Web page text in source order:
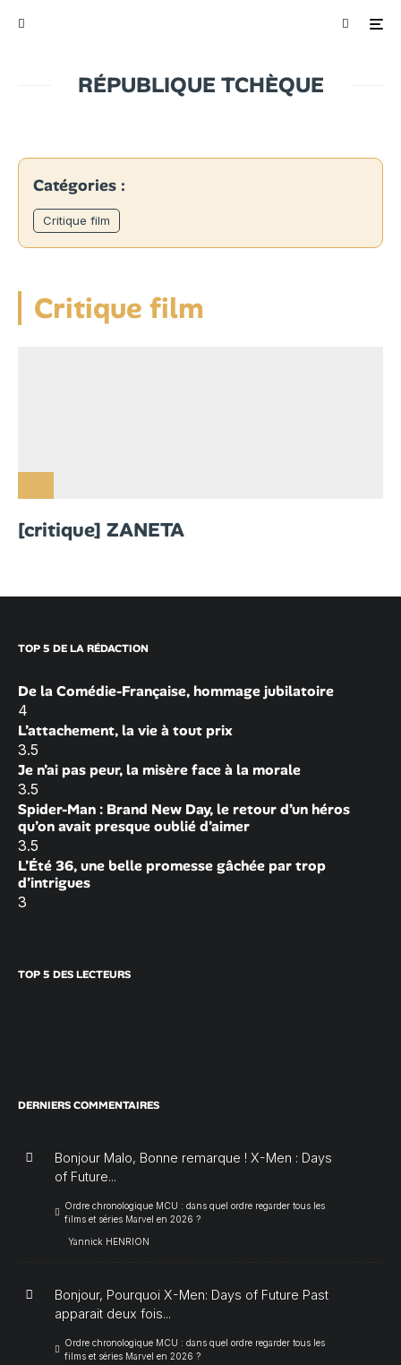
RÉPUBLIQUE TCHÈQUE
Catégories :
Critique film
Critique film
[critique] ZANETA
TOP 5 DE LA RÉDACTION
De la Comédie-Française, hommage jubilatoire
4
L’attachement, la vie à tout prix
3.5
Je n’ai pas peur, la misère face à la morale
3.5
Spider-Man : Brand New Day, le retour d’un héros
qu’on avait presque oublié d’aimer
3.5
L’Été 36, une belle promesse gâchée par trop
d’intrigues
3
TOP 5 DES LECTEURS
DERNIERS COMMENTAIRES
Bonjour Malo, Bonne remarque ! X-Men : Days
of Future...
Ordre chronologique MCU : dans quel ordre regarder tous les
films et séries Marvel en 2026 ?
Yannick HENRION
Bonjour, Pourquoi X-Men: Days of Future Past
apparait deux fois...
Ordre chronologique MCU : dans quel ordre regarder tous les
films et séries Marvel en 2026 ?